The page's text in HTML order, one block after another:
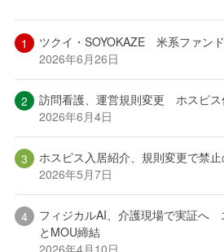
ツクイ・SOYOKAZE 米系ファン
2026年6月26日
訪問看護、運営規則変更 ホスピス
2026年6月4日
ホスピス入居紹介、規則変更で禁
2026年5月7日
フィジカルAI、介護現場で実証へ
とMOU締結